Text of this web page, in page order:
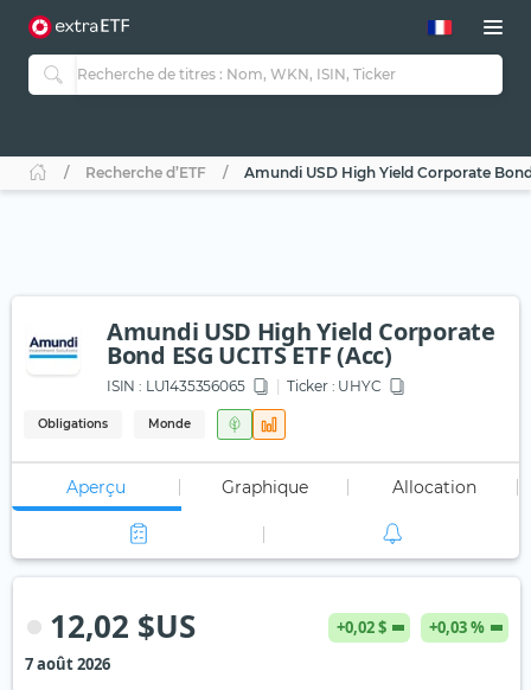
Recherche d’ETF Amundi USD High Yield Corporate Bond
Amundi USD High Yield Corporate
Bond ESG UCITS ETF (Acc)
ISIN : LU1435356065 Ticker : UHYC
Obligations Monde
Aperçu Graphique Allocation
12,02 $US +0,02 $
+0,03 %
7 août 2026